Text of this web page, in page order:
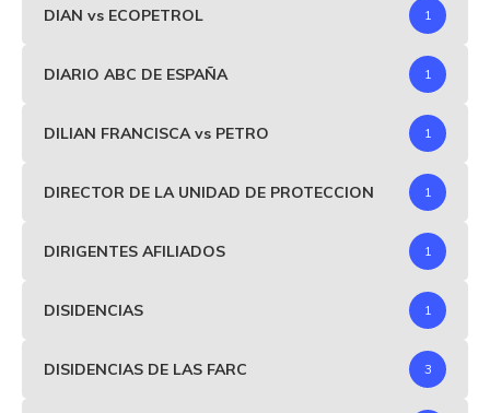
DIAN vs ECOPETROL 1
DIARIO ABC DE ESPAÑA 1
DILIAN FRANCISCA vs PETRO 1
DIRECTOR DE LA UNIDAD DE PROTECCION 1
DIRIGENTES AFILIADOS 1
DISIDENCIAS 1
DISIDENCIAS DE LAS FARC 3